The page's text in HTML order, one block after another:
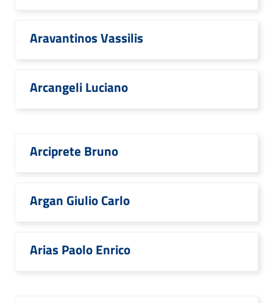
Aravantinos Vassilis
Arcangeli Luciano
Arciprete Bruno
Argan Giulio Carlo
Arias Paolo Enrico